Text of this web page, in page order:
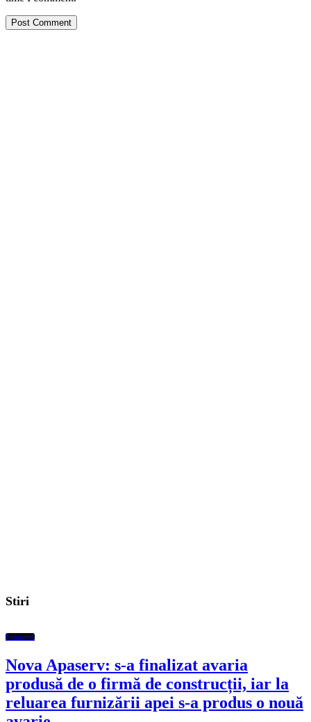
Stiri
Featured
Nova Apaserv: s-a finalizat avaria
produsă de o firmă de construcții, iar la
reluarea furnizării apei s-a produs o nouă